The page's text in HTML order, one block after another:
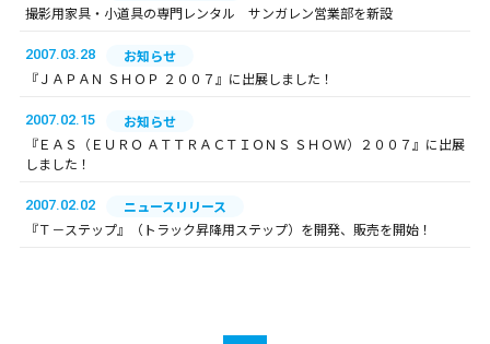
撮影用家具・小道具の専門レンタル サンガレン営業部を新設
2007.03.28
お知らせ
『ＪＡＰＡＮ ＳＨＯＰ ２００７』に出展しました！
2007.02.15
お知らせ
『ＥＡＳ（ＥＵＲＯ ＡＴＴＲＡＣＴＩＯＮＳ ＳＨＯＷ）２００７』に出展
しました！
2007.02.02
ニュースリリース
『Ｔ－ステップ』（トラック昇降用ステップ）を開発、販売を開始！